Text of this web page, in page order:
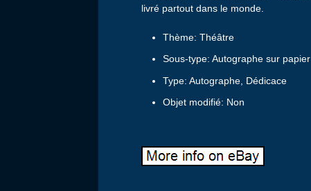
livré partout dans le monde.
Thème: Théâtre
Sous-type: Autographe sur papier
Type: Autographe, Dédicace
Objet modifié: Non